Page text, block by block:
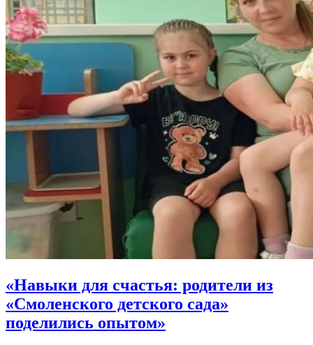
«Навыки для счастья: родители из
«Смоленского детского сада»
поделились опытом»